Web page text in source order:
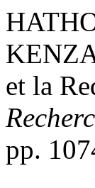
et la
pp.